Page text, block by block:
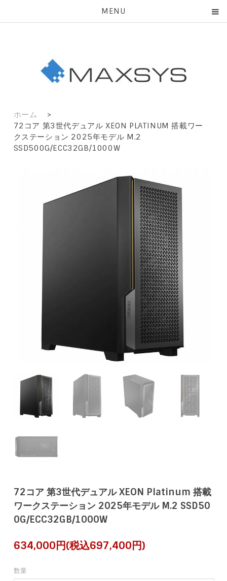
MENU
ホーム
>
72コア 第3世代デュアル XEON PLATINUM 搭載ワー
クステーション 2025年モデル M.2
SSD500G/ECC32GB/1000W
72コア 第3世代デュアル XEON Platinum 搭載
ワークステーション 2025年モデル M.2 SSD50
0G/ECC32GB/1000W
634,000円(税込697,400円)
数量